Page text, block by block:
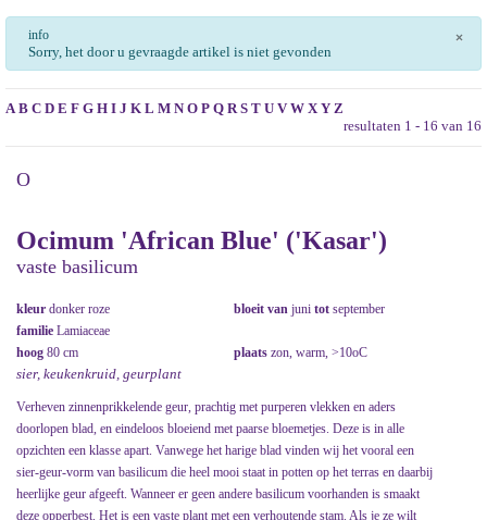
×
info
Sorry, het door u gevraagde artikel is niet gevonden
A B C D E F G H I J K L M N O P Q R S T U V W X Y Z
resultaten 1 - 16 van 16
O
Ocimum 'African Blue' ('Kasar')
vaste basilicum
kleur donker roze bloeit van juni tot september
familie Lamiaceae
hoog 80 cm plaats zon, warm, >10oC
sier, keukenkruid, geurplant
Verheven zinnenprikkelende geur, prachtig met purperen vlekken en aders
doorlopen blad, en eindeloos bloeiend met paarse bloemetjes. Deze is in alle
opzichten een klasse apart. Vanwege het harige blad vinden wij het vooral een
sier-geur-vorm van basilicum die heel mooi staat in potten op het terras en daarbij
heerlijke geur afgeeft. Wanneer er geen andere basilicum voorhanden is smaakt
deze opperbest. Het is een vaste plant met een verhoutende stam. Als je ze wilt